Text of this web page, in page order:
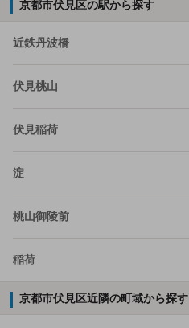
京都市伏見区の駅から探す
近鉄丹波橋
伏見桃山
伏見稲荷
淀
桃山御陵前
稲荷
京都市伏見区近隣の町域から探す